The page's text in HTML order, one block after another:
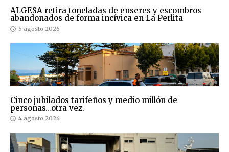
ALGESA retira toneladas de enseres y escombros
abandonados de forma incívica en La Perlita
5 agosto 2026
Cinco jubilados tarifeños y medio millón de
personas…otra vez.
4 agosto 2026